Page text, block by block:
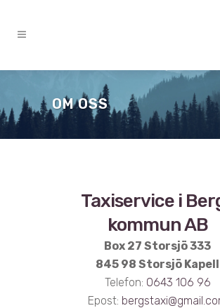
OM OSS
Taxiservice i
kommun AB
Box 27 Storsjö 333
845 98 Storsjö Kapell
Telefon: 0643 106 96
Epost: